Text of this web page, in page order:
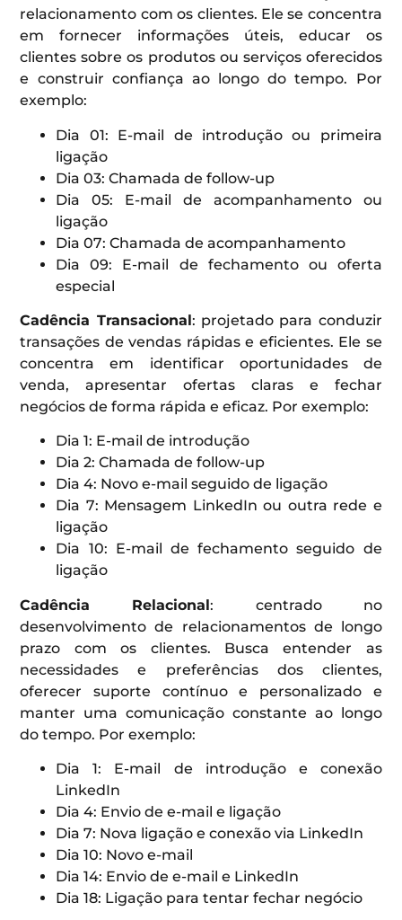
relacionamento com os clientes. Ele se concentra
em fornecer informações úteis, educar os
clientes sobre os produtos ou serviços oferecidos
e construir confiança ao longo do tempo. Por
exemplo:
Dia 01: E-mail de introdução ou primeira
ligação
Dia 03: Chamada de follow-up
Dia 05: E-mail de acompanhamento ou
ligação
Dia 07: Chamada de acompanhamento
Dia 09: E-mail de fechamento ou oferta
especial
Cadência Transacional: projetado para conduzir
transações de vendas rápidas e eficientes. Ele se
concentra em identificar oportunidades de
venda, apresentar ofertas claras e fechar
negócios de forma rápida e eficaz. Por exemplo:
Dia 1: E-mail de introdução
Dia 2: Chamada de follow-up
Dia 4: Novo e-mail seguido de ligação
Dia 7: Mensagem LinkedIn ou outra rede e
ligação
Dia 10: E-mail de fechamento seguido de
ligação
Cadência Relacional: centrado no
desenvolvimento de relacionamentos de longo
prazo com os clientes. Busca entender as
necessidades e preferências dos clientes,
oferecer suporte contínuo e personalizado e
manter uma comunicação constante ao longo
do tempo. Por exemplo:
Dia 1: E-mail de introdução e conexão
LinkedIn
Dia 4: Envio de e-mail e ligação
Dia 7: Nova ligação e conexão via LinkedIn
Dia 10: Novo e-mail
Dia 14: Envio de e-mail e LinkedIn
Dia 18: Ligação para tentar fechar negócio